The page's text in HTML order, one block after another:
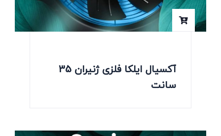
آکسیال ایلکا فلزی ژنیران 35
سانت